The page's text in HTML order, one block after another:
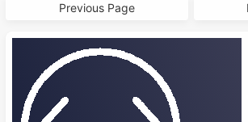
Previous Page